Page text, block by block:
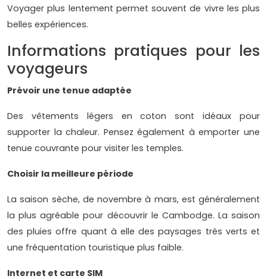
Voyager plus lentement permet souvent de vivre les plus
belles expériences.
Informations pratiques pour les
voyageurs
Prévoir une tenue adaptée
Des vêtements légers en coton sont idéaux pour
supporter la chaleur. Pensez également à emporter une
tenue couvrante pour visiter les temples.
Choisir la meilleure période
La saison sèche, de novembre à mars, est généralement
la plus agréable pour découvrir le Cambodge. La saison
des pluies offre quant à elle des paysages très verts et
une fréquentation touristique plus faible.
Internet et carte SIM